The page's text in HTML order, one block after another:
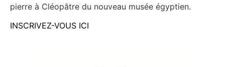
pierre à Cléopâtre du nouveau musée égyptien.
INSCRIVEZ-VOUS ICI